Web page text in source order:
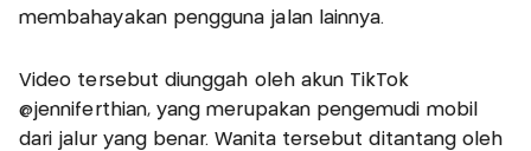
membahayakan pengguna jalan lainnya.
Video tersebut diunggah oleh akun TikTok
@jenniferthian, yang merupakan pengemudi mobil
dari jalur yang benar. Wanita tersebut ditantang oleh